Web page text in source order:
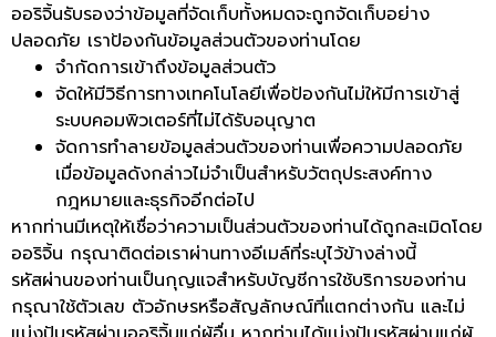
ออริจิ้นรับรองว่าข้อมูลที่จัดเก็บทั้งหมดจะถูกจัดเก็บอย่าง
ปลอดภัย เราป้องกันข้อมูลส่วนตัวของท่านโดย
จำกัดการเข้าถึงข้อมูลส่วนตัว
จัดให้มีวิธีการทางเทคโนโลยีเพื่อป้องกันไม่ให้มีการเข้าสู่
ระบบคอมพิวเตอร์ที่ไม่ได้รับอนุญาต
จัดการทำลายข้อมูลส่วนตัวของท่านเพื่อความปลอดภัย
เมื่อข้อมูลดังกล่าวไม่จำเป็นสำหรับวัตถุประสงค์ทาง
กฎหมายและธุรกิจอีกต่อไป
หากท่านมีเหตุให้เชื่อว่าความเป็นส่วนตัวของท่านได้ถูกละเมิดโดย
ออริจิ้น กรุณาติดต่อเราผ่านทางอีเมล์ที่ระบุไว้ข้างล่างนี้
รหัสผ่านของท่านเป็นกุญแจสำหรับบัญชีการใช้บริการของท่าน
กรุณาใช้ตัวเลข ตัวอักษรหรือสัญลักษณ์ที่แตกต่างกัน และไม่